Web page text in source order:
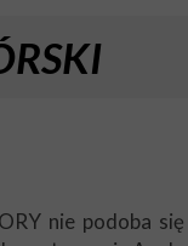
nie podoba się